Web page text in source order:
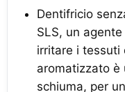
Dentifricio
SLS, un
irritare i tessuti
aromatizzato è
schiuma, per